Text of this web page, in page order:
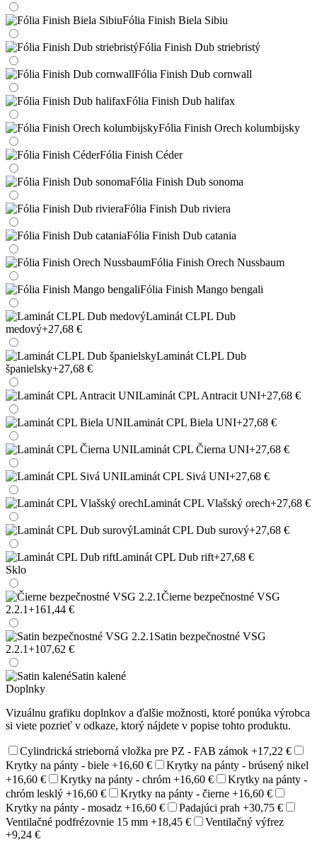
Fólia Finish Biela Sibiu
Fólia Finish Dub striebristý
Fólia Finish Dub cornwall
Fólia Finish Dub halifax
Fólia Finish Orech kolumbijsky
Fólia Finish Céder
Fólia Finish Dub sonoma
Fólia Finish Dub riviera
Fólia Finish Dub catania
Fólia Finish Orech Nussbaum
Fólia Finish Mango bengali
Laminát CLPL Dub
medový+27,68 €
Laminát CLPL Dub
španielsky+27,68 €
Laminát CPL Antracit UNI+27,68 €
Laminát CPL Biela UNI+27,68 €
Laminát CPL Čierna UNI+27,68 €
Laminát CPL Sivá UNI+27,68 €
Laminát CPL Vlašský orech+27,68 €
Laminát CPL Dub surový+27,68 €
Laminát CPL Dub rift+27,68 €
Sklo
Čierne bezpečnostné VSG
2.2.1+161,44 €
Satin bezpečnostné VSG
2.2.1+107,62 €
Satin kalené
Doplnky
Vizuálnu grafiku doplnkov a ďalšie možnosti, ktoré ponúka výrobca
si viete pozrieť v odkaze, ktorý nájdete v popise tohto produktu.
Cylindrická strieborná vložka pre PZ - FAB zámok +17,22 €
Krytky na pánty - biele +16,60 €
Krytky na pánty - brúsený nikel
+16,60 €
Krytky na pánty - chróm +16,60 €
Krytky na pánty -
chróm lesklý +16,60 € Krytky na pánty - čierne +16,60 €
Krytky na pánty - mosadz +16,60 € Padajúci prah +30,75 €
Ventilačné podfrézovnie 15 mm +18,45 €
Ventilačný výfrez
+9,24 €